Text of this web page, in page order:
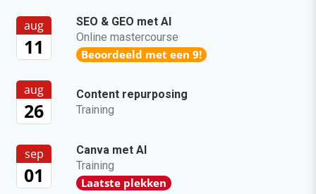
aug
11
SEO & GEO met AI
Online mastercourse
Beoordeeld met een 9!
aug
26
Content repurposing
Training
sep
01
Canva met AI
Training
Laatste plekken